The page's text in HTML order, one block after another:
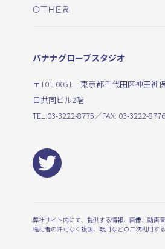
OTHER
バナナグローブスタジオ
〒101-0051 東京都千代田区神田神
目共同ビル2階
TEL:03-3222-8775／FAX: 03-3222-8776
弊社サイト内にて、提供する情報、画像、動画音
権利者の許可なく複製、転用などの二次利用す